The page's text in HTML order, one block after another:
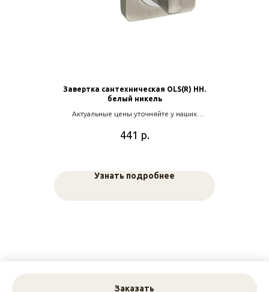
Заказать
Завертка сантехническая OLS(R) HH.
белый никель
Актуальные цены уточняйте у наших
441 р.
Узнать подробнее